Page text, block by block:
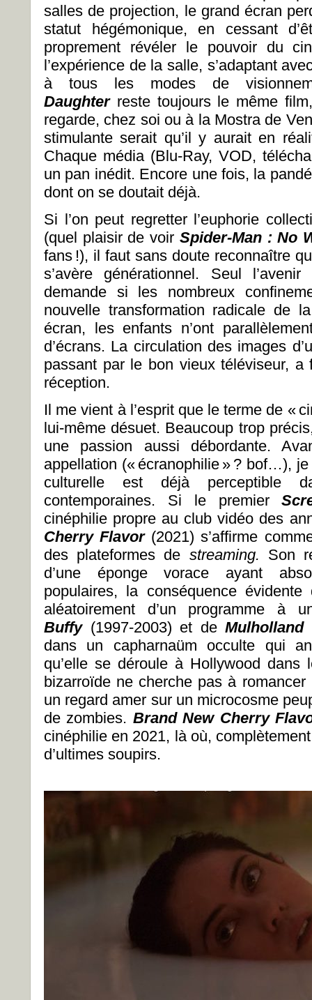
salles de projection, le grand écran
statut hégémonique, en cessant
proprement révéler le pouvoir du
l’expérience de la salle, s’adaptant
à tous les modes de
Daughter reste toujours le même
regarde, chez soi ou à la Mostra de
stimulante serait qu’il y aurait en
Chaque média (Blu-Ray, VOD,
un pan inédit. Encore une fois, la
dont on se doutait déjà.
Si l’on peut regretter l’euphorie
(quel plaisir de voir Spider-Man : No
fans !), il faut sans doute reconnaître
s’avère générationnel. Seul
demande si les nombreux
nouvelle transformation radicale de
écran, les enfants n’ont
d’écrans. La circulation des images
passant par le bon vieux téléviseur, a
réception.
Il me vient à l’esprit que le terme de «
lui-même désuet. Beaucoup trop
une passion aussi débordante.
appellation (« écranophilie » ? bof…),
culturelle est déjà perceptible
contemporaines. Si le premier
cinéphilie propre au club vidéo des
Cherry Flavor (2021) s’affirme
des plateformes de streaming. Son
d’une éponge vorace ayant
populaires, la conséquence évidente
aléatoirement d’un programme à
Buffy (1997-2003) et de
dans un capharnaüm occulte qui
qu’elle se déroule à Hollywood dans
bizarroïde ne cherche pas à romancer
un regard amer sur un microcosme
de zombies. Brand New Cherry
cinéphilie en 2021, là où,
d’ultimes soupirs.